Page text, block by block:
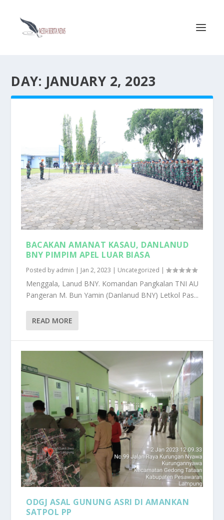
DAY: JANUARY 2, 2023
BACAKAN AMANAT KASAU, DANLANUD
BNY PIMPIM APEL LUAR BIASA
Posted by admin | Jan 2, 2023 | Uncategorized |
Menggala, Lanud BNY. Komandan Pangkalan TNI AU
Pangeran M. Bun Yamin (Danlanud BNY) Letkol Pas...
READ MORE
ODGJ ASAL GUNUNG ASRI DI AMANKAN
SATPOL PP